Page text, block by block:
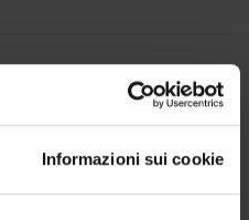
Informazioni sui cookie